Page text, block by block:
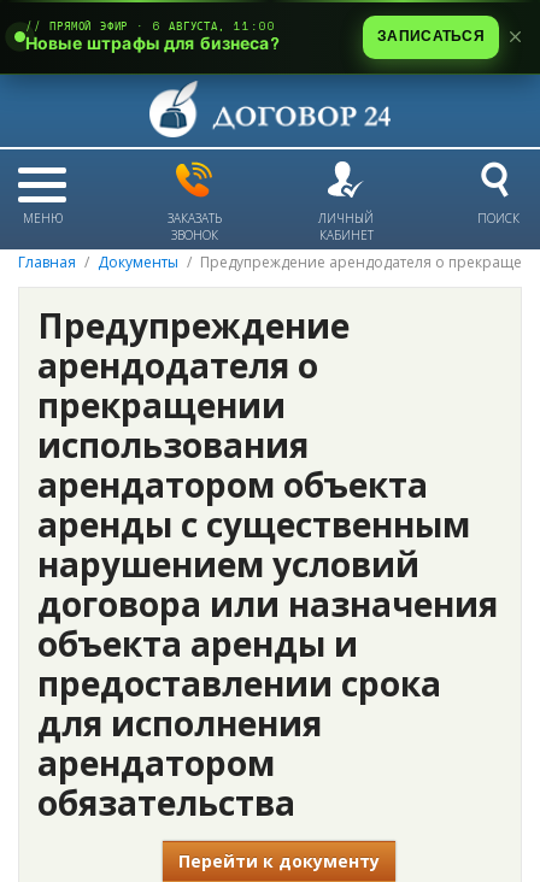
МЕНЮ
ЗАКАЗАТЬ
ЗВОНОК
ЛИЧНЫЙ
КАБИНЕТ
ПОИСК
Главная Документы Предупреждение арендодателя о
Предупреждение
арендодателя о
прекращении
использования
арендатором объекта
аренды с существенным
нарушением условий
договора или назначения
объекта аренды и
предоставлении срока
для исполнения
арендатором
обязательства
Перейти к документу
// ПРЯМОЙ ЭФИР · 6 АВГУСТА, 11:00
Новые штрафы для бизнеса? ЗАПИСАТЬСЯ